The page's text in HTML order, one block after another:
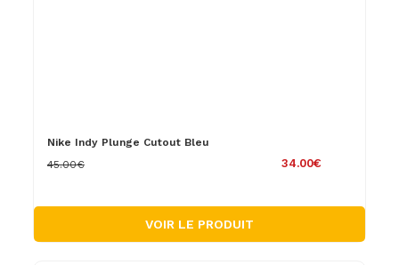
Nike Indy Plunge Cutout Bleu
34.00€
45.00€
VOIR LE PRODUIT